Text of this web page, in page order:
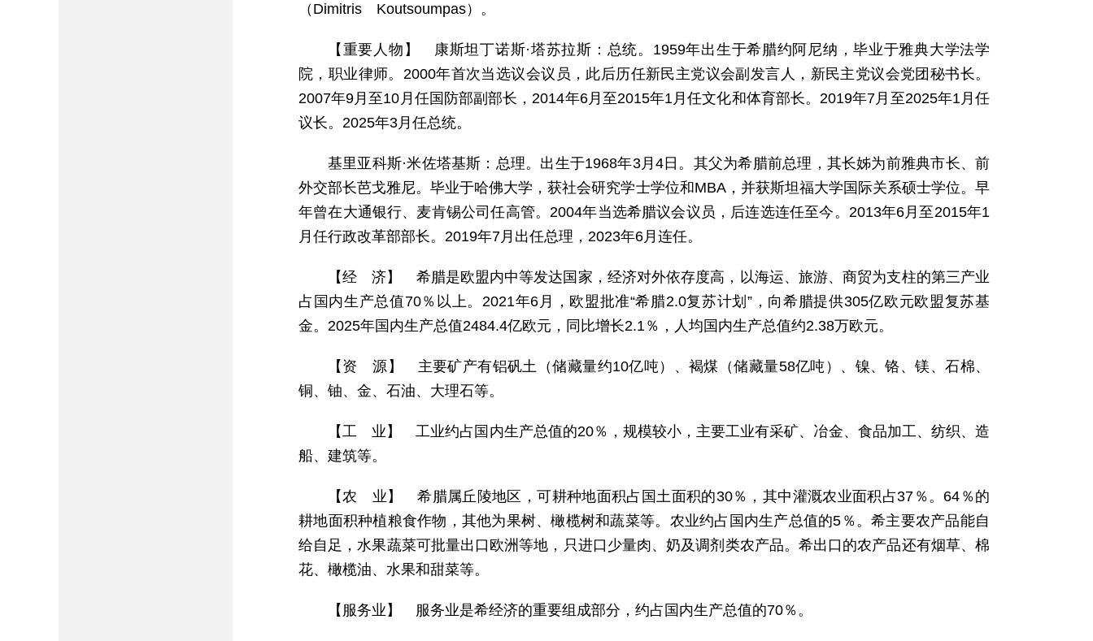
（Dimitris Koutsoumpas）。
【重要人物】 康斯坦丁诺斯·塔苏拉斯：总统。1959年出生于希腊约阿尼纳，毕业于雅典大学法学
院，职业律师。2000年首次当选议会议员，此后历任新民主党议会副发言人，新民主党议会党团秘书长。
2007年9月至10月任国防部副部长，2014年6月至2015年1月任文化和体育部长。2019年7月至2025年1月任
议长。2025年3月任总统。
基里亚科斯·米佐塔基斯：总理。出生于1968年3月4日。其父为希腊前总理，其长姊为前雅典市长、前
外交部长芭戈雅尼。毕业于哈佛大学，获社会研究学士学位和MBA，并获斯坦福大学国际关系硕士学位。早
年曾在大通银行、麦肯锡公司任高管。2004年当选希腊议会议员，后连选连任至今。2013年6月至2015年1
月任行政改革部部长。2019年7月出任总理，2023年6月连任。
【经 济】 希腊是欧盟内中等发达国家，经济对外依存度高，以海运、旅游、商贸为支柱的第三产业
占国内生产总值70％以上。2021年6月，欧盟批准“希腊2.0复苏计划”，向希腊提供305亿欧元欧盟复苏基
金。2025年国内生产总值2484.4亿欧元，同比增长2.1％，人均国内生产总值约2.38万欧元。
【资 源】 主要矿产有铝矾土（储藏量约10亿吨）、褐煤（储藏量58亿吨）、镍、铬、镁、石棉、
铜、铀、金、石油、大理石等。
【工 业】 工业约占国内生产总值的20％，规模较小，主要工业有采矿、冶金、食品加工、纺织、造
船、建筑等。
【农 业】 希腊属丘陵地区，可耕种地面积占国土面积的30％，其中灌溉农业面积占37％。64％的
耕地面积种植粮食作物，其他为果树、橄榄树和蔬菜等。农业约占国内生产总值的5％。希主要农产品能自
给自足，水果蔬菜可批量出口欧洲等地，只进口少量肉、奶及调剂类农产品。希出口的农产品还有烟草、棉
花、橄榄油、水果和甜菜等。
【服务业】 服务业是希经济的重要组成部分，约占国内生产总值的70％。